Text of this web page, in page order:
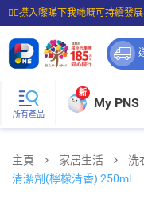
☝🏼㩒入嚟睇下我哋嘅可持續發展
⭐購物滿$399即享免費送貨；
所有產品
新
My PNS
主頁 家居生活 洗
清潔劑(檸檬清香) 250ml